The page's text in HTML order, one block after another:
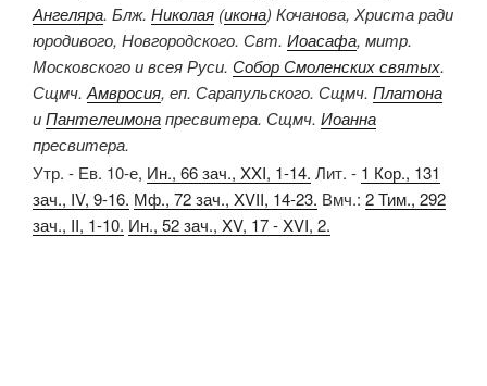
Ангеляра. Блж. Николая (икона) Кочанова, Христа ради
юродивого, Новгородского. Свт. Иоасафа, митр.
Московского и всея Руси. Собор Смоленских святых.
Сщмч. Амвросия, еп. Сарапульского. Сщмч. Платона
иПантелеимонапресвитера. Сщмч. Иоанна
пресвитера.
Утр. - Ев. 10-е, Ин., 66 зач., XXI, 1-14. Лит. - 1 Кор., 131
зач., IV, 9-16. Мф., 72 зач., XVII, 14-23. Вмч.: 2 Тим., 292
зач., II, 1-10. Ин., 52 зач., XV, 17 - XVI, 2.